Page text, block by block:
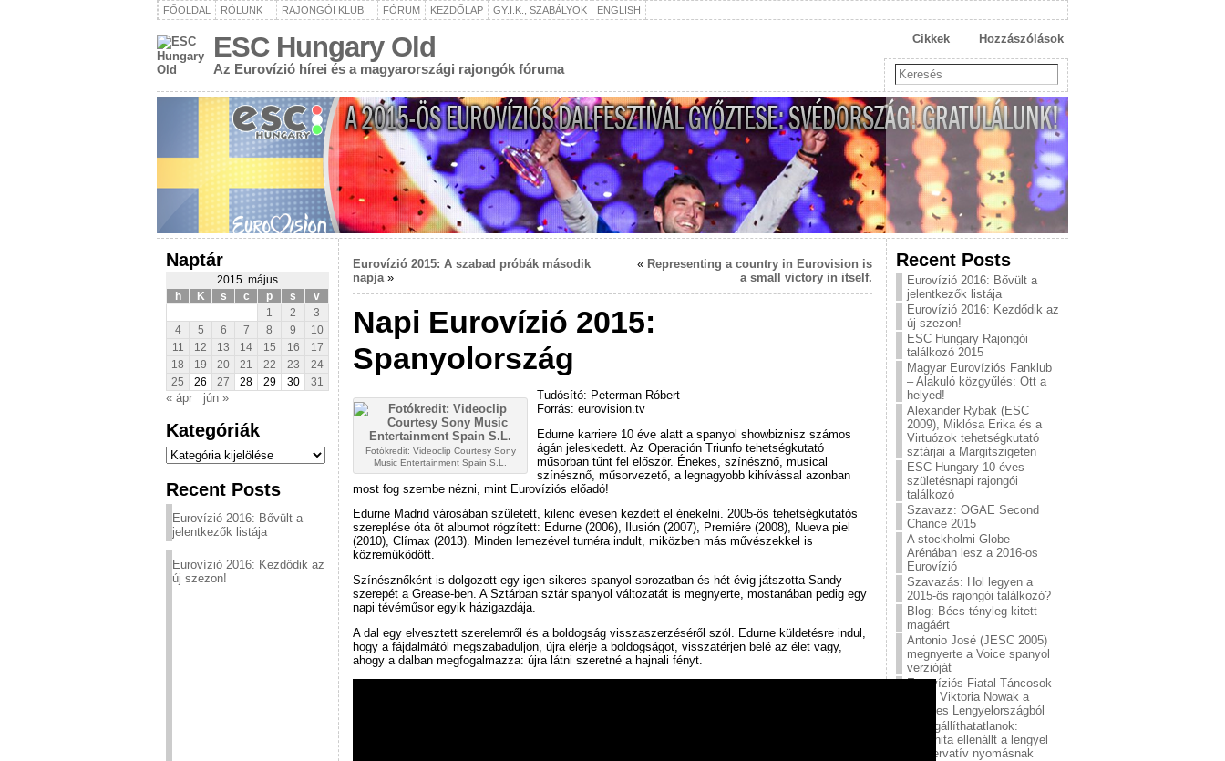
FŐOLDAL RÓLUNK RAJONGÓI KLUB FÓRUM KEZDŐLAP GY.I.K., SZABÁLYOK ENGLISH
ESC Hungary Old
Az Eurovízió hírei és a magyarországi rajongók fóruma
Hozzászólások
Cikkek
Naptár
2015. május
h
K s c p s
v
1
2
3
4
5 6 7 8 9
10
11
12 13 14 15 16
17
18
19 20 21 22 23
24
25
26 27 28 29 30 31
« ápr jún »
Kategóriák
Kategóriák
Recent Posts
Eurovízió 2016: Bővült a
jelentkezők listája
Eurovízió 2016: Kezdődik az
új szezon!
Eurovízió 2015: A szabad próbák második
napja»
« Representing a country in Eurovision is
a small victory in itself.
Napi Eurovízió 2015:
Spanyolország
Fotókredit: Videoclip Courtesy Sony
Music Entertainment Spain S.L.
Tudósító: Peterman Róbert
Forrás: eurovision.tv
Edurne karriere 10 éve alatt a spanyol showbiznisz számos
ágán jeleskedett. Az Operación Triunfo tehetségkutató
műsorban tűnt fel először. Énekes, színésznő, musical
színésznő, műsorvezető, a legnagyobb kihívással azonban
most fog szembe nézni, mint Eurovíziós előadó!
Edurne Madrid városában született, kilenc évesen kezdett el énekelni. 2005-ös tehetségkutatós
szereplése óta öt albumot rögzített: Edurne (2006), Ilusión (2007), Premiére (2008), Nueva piel
(2010), Clímax (2013). Minden lemezével turnéra indult, miközben más művészekkel is
közreműködött.
Színésznőként is dolgozott egy igen sikeres spanyol sorozatban és hét évig játszotta Sandy
szerepét a Grease-ben. A Sztárban sztár spanyol változatát is megnyerte, mostanában pedig egy
napi tévéműsor egyik házigazdája.
A dal egy elvesztett szerelemről és a boldogság visszaszerzéséről szól. Edurne küldetésre indul,
hogy a fájdalmától megszabaduljon, újra elérje a boldogságot, visszatérjen belé az élet vagy,
ahogy a dalban megfogalmazza: újra látni szeretné a hajnali fényt.
Recent Posts
Eurovízió 2016: Bővült a
jelentkezők listája
Eurovízió 2016: Kezdődik az
új szezon!
ESC Hungary Rajongói
találkozó 2015
Magyar Eurovíziós Fanklub
– Alakuló közgyűlés: Ott a
helyed!
Alexander Rybak (ESC
2009), Miklósa Erika és a
Virtuózok tehetségkutató
sztárjai a Margitszigeten
ESC Hungary 10 éves
születésnapi rajongói
találkozó
Szavazz: OGAE Second
Chance 2015
A stockholmi Globe
Arénában lesz a 2016-os
Eurovízió
Szavazás: Hol legyen a
2015-ös rajongói találkozó?
Blog: Bécs tényleg kitett
magáért
Antonio José (JESC 2005)
megnyerte a Voice spanyol
verzióját
Eurovíziós Fiatal Táncosok
2015: Viktoria Nowak a
győztes Lengyelországból
A megállíthatatlanok:
Conchita ellenállt a lengyel
konzervatív nyomásnak